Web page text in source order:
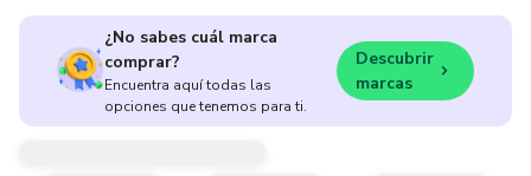
¿No sabes cuál marca
comprar?
Encuentra aquí todas las
opciones que tenemos para ti.
Descubrir
marcas